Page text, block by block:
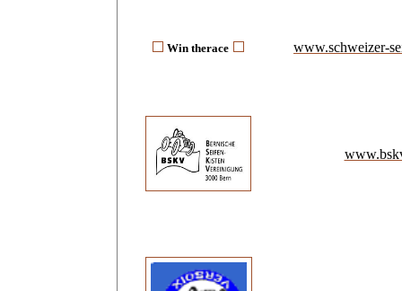
Win therace www.schweizer-